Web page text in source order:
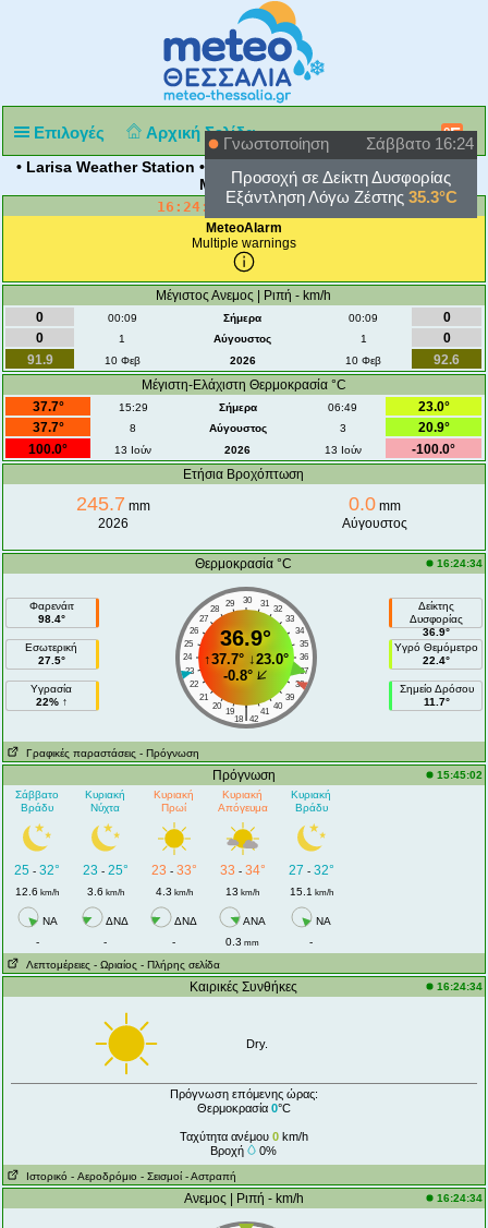
Επιλογές Αρχική Σελίδα °F
• Larisa Weather Station • Ιδιοκτησία - Eπίβλεψη: Βησσαρίων
Μπακάλης •
16:24:50Σάβ 8 Αυγ 2026
MeteoAlarm
Multiple warnings
Μέγιστος Ανεμος | Ριπή - km/h
0
00:09 Σήμερα 00:09
0
0
1 Αύγουστος 1
0
91.9
10 Φεβ 2026 10 Φεβ
92.6
Μέγιστη-Ελάχιστη Θερμοκρασία °C
37.7°
15:29 Σήμερα 06:49
23.0°
37.7°
8 Αύγουστος 3
20.9°
100.0°
13 Ιούν 2026 13 Ιούν
-100.0°
Ετήσια Βροχόπτωση
245.7 mm
2026
0.0mm
Αύγουστος
Θερμοκρασία °C 16:24:34
Φαρενάιτ
98.4°
Εσωτερική
27.5°
Υγρασία
22% ↑
30
29 31
28
32
27
33
26
34
25
35
24
36
23
37
22
38
21
39
20
40
19 41
|
18 42
36.9°
↑37.7°↓23.0°
-0.8°
Δείκτης
Δυσφορίας
36.9°
Υγρό Θεμόμετρο
22.4°
Σημείο Δρόσου
11.7°
Γραφικές παραστάσεις - Πρόγνωση
Πρόγνωση
15:45:02
Σάββατο
Βράδυ
Κυριακή
Νύχτα
Κυριακή
Πρωί
Κυριακή
Απόγευμα
Κυριακή
Βράδυ
25 -32° 23 - 25° 23 - 33° 33 - 34° 27 - 32°
12.6 km/h 3.6 km/h 4.3 km/h 13 km/h 15.1 km/h
NA ΔΝΔ ΔΝΔ ANA
NA
-
- - 0.3 mm
-
Λεπτομέρειες - Ωριαίος - Πλήρης σελίδα
Καιρικές Συνθήκες 16:24:34
Dry.
Πρόγνωση επόμενης ώρας:
Θερμοκρασία 0°C
Ταχύτητα ανέμου 0km/h
Βροχή
0%
Ιστορικό - Aεροδρόμιο - Σεισμοί - Αστραπή
Ανεμος | Ριπή - km/h 16:24:34
Γνωστοποίηση
Σάββατο 16:24
Προσοχή σε Δείκτη Δυσφορίας
Εξάντληση Λόγω Ζέστης 35.3°C